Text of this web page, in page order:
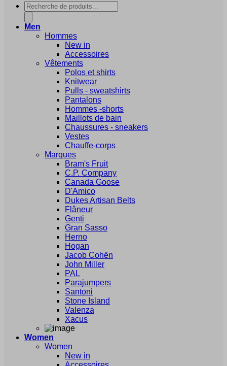
Recherche
de
produits
Men
Hommes
New in
Accessoires
Vêtements
Polos et shirts
Knitwear
Pulls - sweatshirts
Pantalons
Hommes -shorts
Maillots de bain
Chaussures - sneakers
Vestes
Chauffe-corps
Marques
Bram's Fruit
C.P. Company
Canada Goose
D'Amico
Dukes Artisan Belts
Flâneur
Genti
Gran Sasso
Herno
Hogan
Jacob Cohën
John Miller
PAL
Parajumpers
Santoni
Stone Island
Valenza
Xacus
Women
Women
New in